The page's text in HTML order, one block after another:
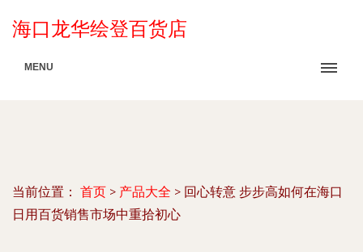
海口龙华绘登百货店
MENU
当前位置： 首页 > 产品大全 > 回心转意 步步高如何在海口
日用百货销售市场中重拾初心